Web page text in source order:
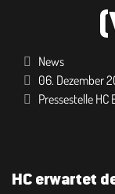
News
06. Dezember
Pressestelle HC
HC erwartet